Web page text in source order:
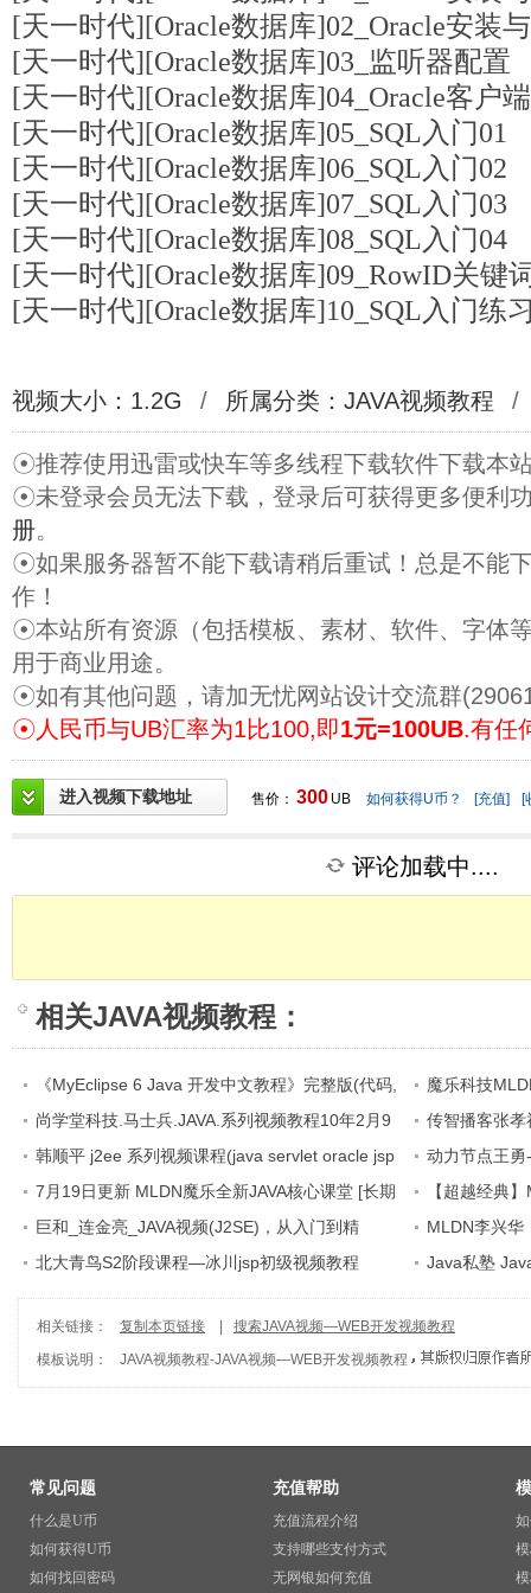
[天一时代][Oracle数据库]02_Oracle安装
[天一时代][Oracle数据库]03_监听器配置
[天一时代][Oracle数据库]04_Oracle客户
[天一时代][Oracle数据库]05_SQL入门01
[天一时代][Oracle数据库]06_SQL入门02
[天一时代][Oracle数据库]07_SQL入门03
[天一时代][Oracle数据库]08_SQL入门04
[天一时代][Oracle数据库]09_RowID关键
[天一时代][Oracle数据库]10_SQL入门练
视频大小：1.2G / 所属分类： JAVA视频教程 /
☉推荐使用迅雷或快车等多线程下载软件下载本
☉未登录会员无法下载，登录后可获得更多便利
册。
☉如果服务器暂不能下载请稍后重试！总是不能
作！
☉本站所有资源（包括模板、素材、软件、字体
用于商业用途。
☉如有其他问题，请加无忧网站设计交流群
☉人民币与UB汇率为1比100,即1元=100UB.有任
进入视频下载地址 售价： 300 UB 如何获得U币？ [充值] [
评论加载中....
相关JAVA视频教程 ：
《MyEclipse 6 Java 开发中文教程》完整版(代码,
书,500兆视频)
魔乐科技
程
尚学堂科技.马士兵.JAVA.系列视频教程10年2月9
日更新(更新Spring3.0)
传智播客张
_11.13_struts/
韩顺平 j2ee 系列视频课程(java servlet oracle jsp
struts hibernate
动力节点王
【更新完毕】
7月19日更新 MLDN魔乐全新JAVA核心课堂 [长期
更新]
【超越经典
上线 (长期更
巨和_连金亮_JAVA视频(J2SE)，从入门到精
通。。。
MLDN李兴华
北大青鸟S2阶段课程—冰川jsp初级视频教程
Java私塾
相关链接： 复制本页链接
搜索JAVA视频—WEB开发视频教程
模板说明：
JAVA视频教程-JAVA视频—WEB开发视频教程
常见问题
什么是U币
如何获得U币
如何找回密码
充值帮助
充值流程介绍
支持哪些支付方式
无网银如何充值